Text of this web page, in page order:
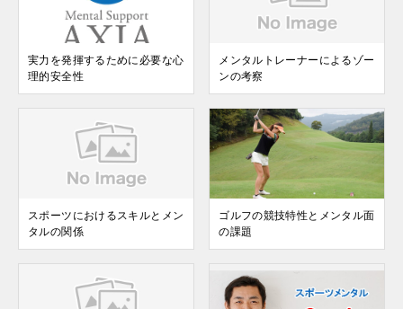
実力を発揮するために必要な心
理的安全性
メンタルトレーナーによるゾー
ンの考察
スポーツにおけるスキルとメン
タルの関係
ゴルフの競技特性とメンタル面
の課題